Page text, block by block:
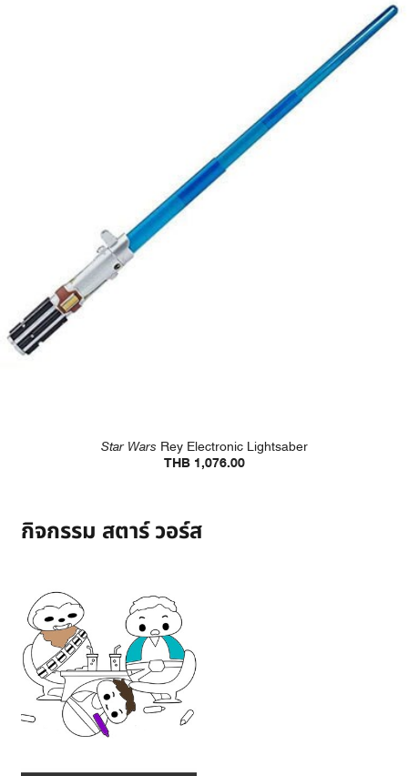
Star Wars Rey Electronic Lightsaber
THB 1,076.00
กิจกรรม สตาร์ วอร์ส